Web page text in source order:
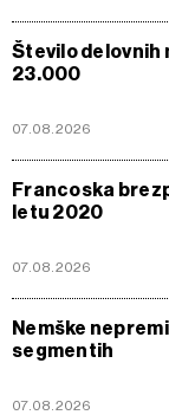
Število delovnih
23.000
07.08.2026
Francoska
letu 2020
07.08.2026
Nemške
segmentih
07.08.2026